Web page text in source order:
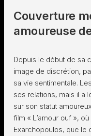
Couverture
amoureuse
Depuis le début de sa
image de discrétion,
sa vie sentimentale.
ses relations, mais il a
sur son statut
film « L’amour ouf »,
Exarchopoulos, que le